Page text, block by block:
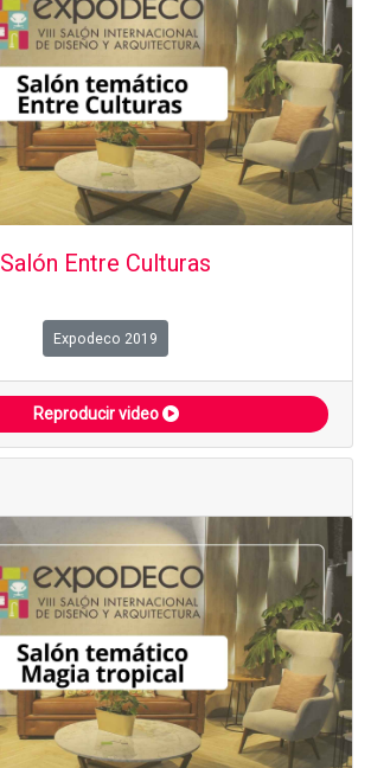
Salón Entre Culturas
Expodeco 2019
Reproducir video